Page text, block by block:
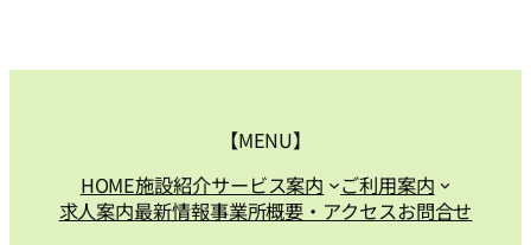
【MENU】
HOME施設紹介サービス案内
ご利用案内
求人案内最新情報事業所概要・アクセスお問合せ